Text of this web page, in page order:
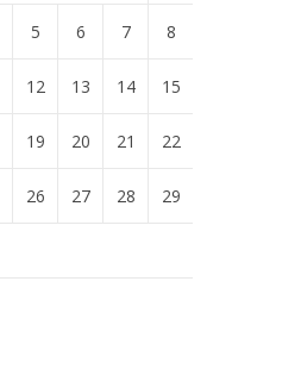
5 6 7 8
12 13 14 15
19 20 21 22
26 27 28 29